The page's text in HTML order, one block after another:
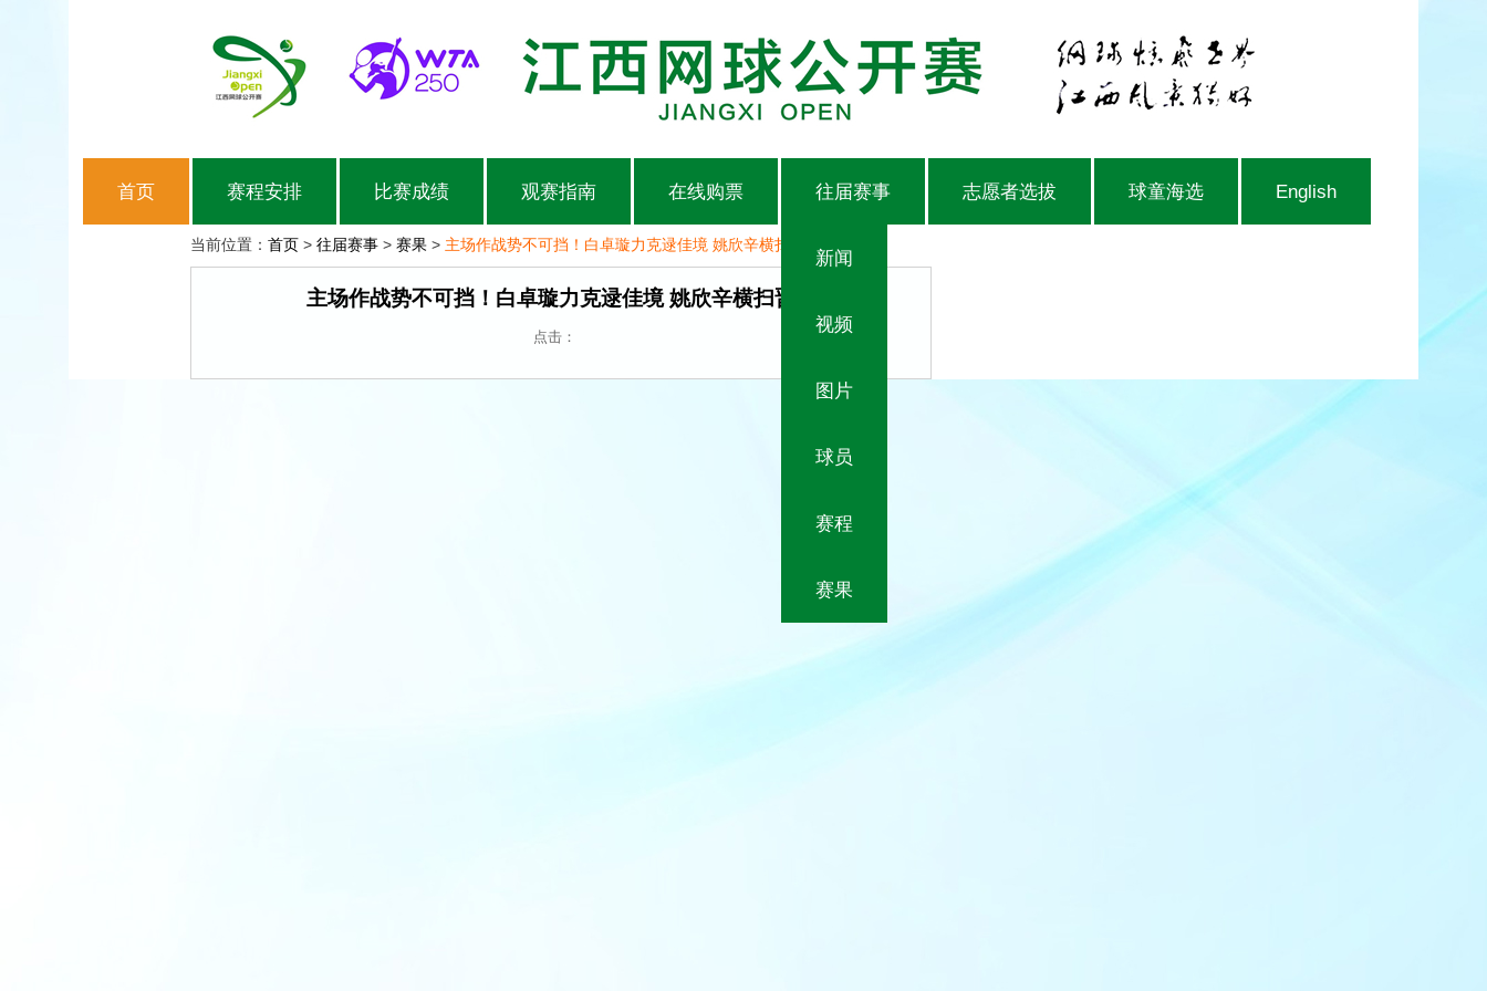
首页 赛程安排 比赛成绩 观赛指南 在线购票 往届赛事
新闻
视频
图片
球员
赛程
赛果
志愿者选拔 球童海选 English
当前位置： 首页 > 往届赛事 > 赛果 > 主场作战势不可挡！白卓璇力克逯佳境 姚欣辛横扫晋级
主场作战势不可挡！白卓璇力克逯佳境 姚欣辛横扫晋级
点击：